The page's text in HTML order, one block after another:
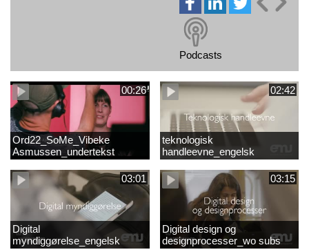
Podcasts
00:26
Ord22_SoMe_Vibeke
Asmussen_undertekst
02:42
teknologisk
handleevne_engelsk
03:01
Digital
myndiggørelse_engelsk
03:15
Digital design og
designprocesser_wo subs